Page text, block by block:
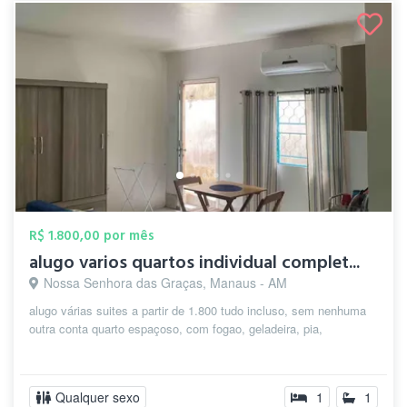
R$ 1.800,00 por mês
alugo varios quartos individual complet...
Nossa Senhora das Graças, Manaus - AM
alugo várias suites a partir de 1.800 tudo incluso, sem nenhuma
outra conta quarto espaçoso, com fogao, geladeira, pia,
Qualquer sexo 1 1